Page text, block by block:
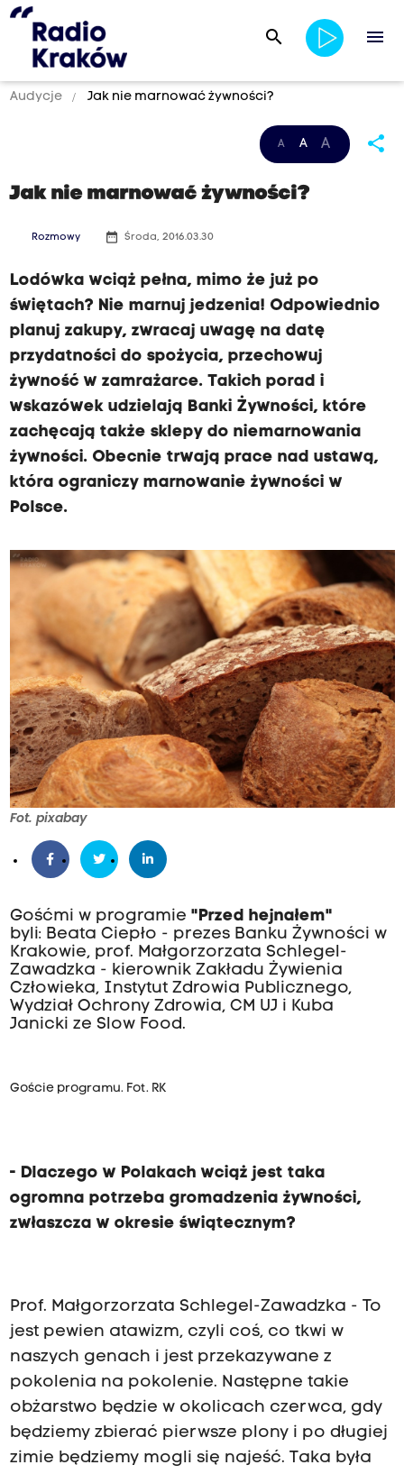
search menu
Audycje Jak nie marnować żywności?
A A A share
Jak nie marnować żywności?
Rozmowy date_range Środa, 2016.03.30
Lodówka wciąż pełna, mimo że już po
świętach? Nie marnuj jedzenia! Odpowiednio
planuj zakupy, zwracaj uwagę na datę
przydatności do spożycia, przechowuj
żywność w zamrażarce. Takich porad i
wskazówek udzielają Banki Żywności, które
zachęcają także sklepy do niemarnowania
żywności. Obecnie trwają prace nad ustawą,
która ograniczy marnowanie żywności w
Polsce.
Fot. pixabay
Gośćmi w programie "Przed hejnałem"
byli: Beata Ciepło - prezes Banku Żywności w
Krakowie, prof. Małgorzorzata Schlegel-
Zawadzka - kierownik Zakładu Żywienia
Człowieka, Instytut Zdrowia Publicznego,
Wydział Ochrony Zdrowia, CM UJ i Kuba
Janicki ze Slow Food.
Goście programu. Fot. RK
- Dlaczego w Polakach wciąż jest taka
ogromna potrzeba gromadzenia żywności,
zwłaszcza w okresie świątecznym?
Prof. Małgorzorzata Schlegel-Zawadzka - To
jest pewien atawizm, czyli coś, co tkwi w
naszych genach i jest przekazywane z
pokolenia na pokolenie. Następne takie
obżarstwo będzie w okolicach czerwca, gdy
będziemy zbierać pierwsze plony i po długiej
zimie będziemy mogli się najeść. Taka była